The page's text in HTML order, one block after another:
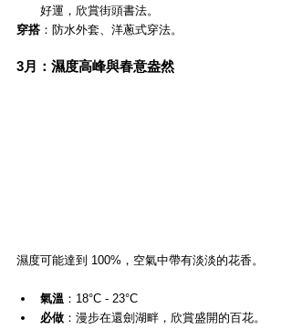
好運，欣賞街頭書法。
穿搭 ：防水外套、洋蔥式穿法。
3月：濕度高峰與春意盎然
濕度可能達到 100%，空氣中帶有淡淡的花香。
氣溫 ：18°C - 23°C
必做 ：漫步在還劍湖畔，欣賞盛開的百花。